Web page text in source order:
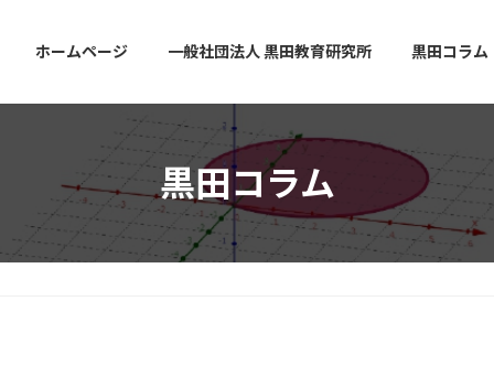
ホームページ 一般社団法人 黒田教育研究所 黒田コラム
黒田コラム